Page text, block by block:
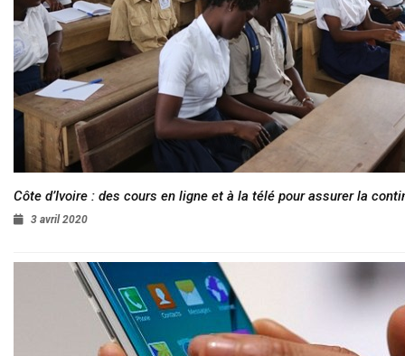
Côte d’Ivoire : des cours en ligne et à la télé pour assurer la
3 avril 2020